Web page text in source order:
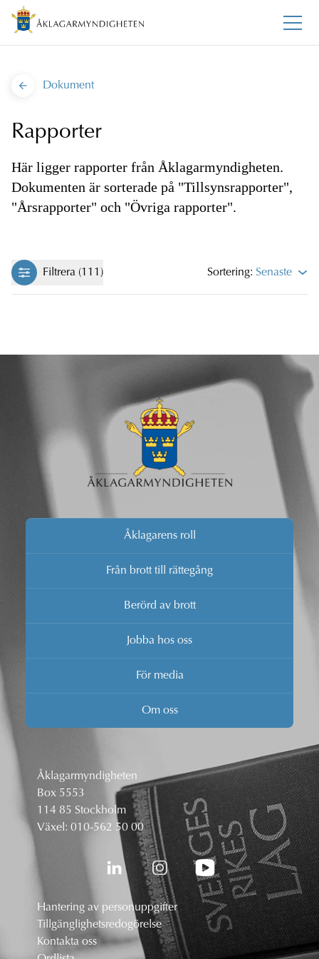
Dokument
Rapporter
Här ligger rapporter från Åklagarmyndigheten.
Dokumenten är sorterade på "Tillsynsrapporter",
"Årsrapporter" och "Övriga rapporter".
Filtrera (111) Sortering: Senaste
Åklagarens roll
Från brott till rättegång
Berörd av brott
Jobba hos oss
För media
Om oss
Åklagarmyndigheten
Box 5553
114 85 Stockholm
Växel: 010-562 50 00
Hantering av personuppgifter
Tillgänglighetsredogörelse
Kontakta oss